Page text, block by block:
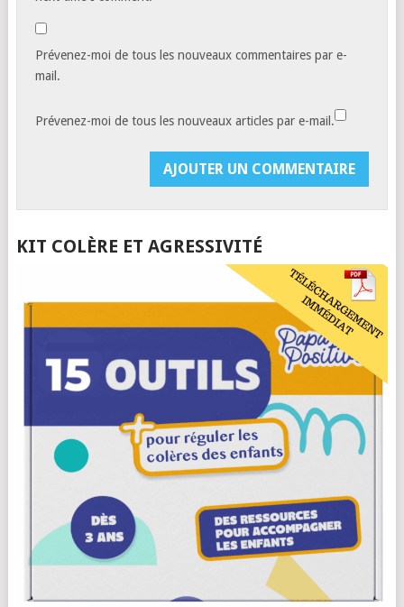
Prévenez-moi de tous les nouveaux commentaires par e-
mail.
Prévenez-moi de tous les nouveaux articles par e-mail.
KIT COLÈRE ET AGRESSIVITÉ